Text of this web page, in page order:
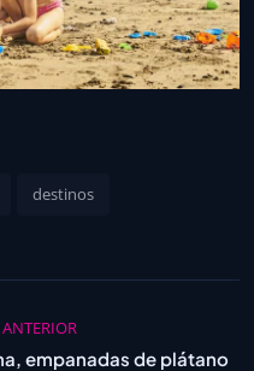
destinos
empanadas de plátano